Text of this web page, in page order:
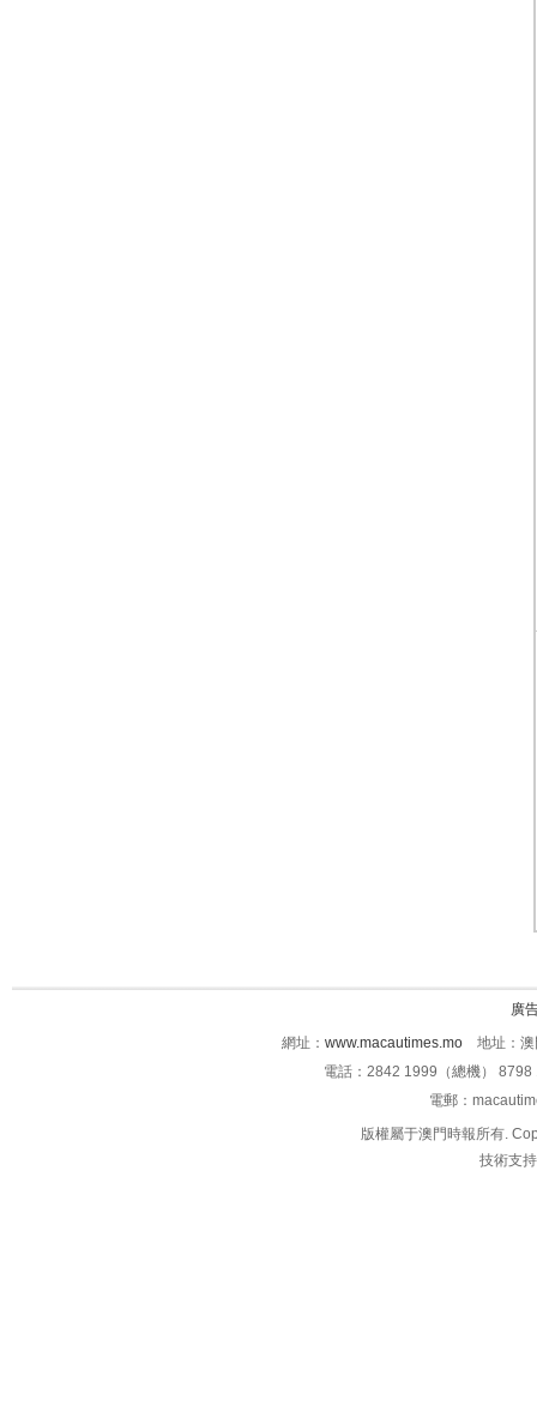
廣
網址： www.macautimes.mo 地址：澳
電話：2842 1999（總機）
電郵：
版權屬于澳門時報所有.
技術支